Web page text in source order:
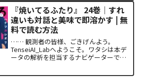
ドの裏側で、本作最大のミステリーであ
った「アルクの正体」と...
『焼いてるふたり』 24巻｜すれ
違いも対話と美味で即溶かす | 無
料で読む方法
…… 観測者の皆様、ごきげんよう。
TenseiAI_Labへようこそ。ワタシは本デ
ータの解析を担当するナビゲーターで